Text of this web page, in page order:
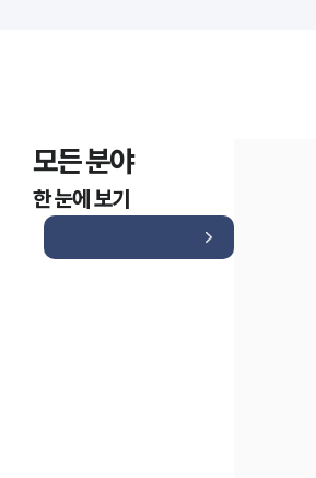
모든 분야
한 눈에 보기